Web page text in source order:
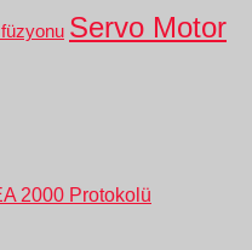
Servo Motor
2000 Protokolü